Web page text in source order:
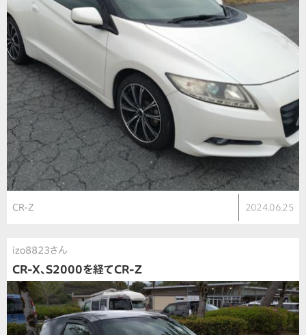
CR-Z 2024.06.25
izo8823さん
CR-X、S2000を経てCR-Z